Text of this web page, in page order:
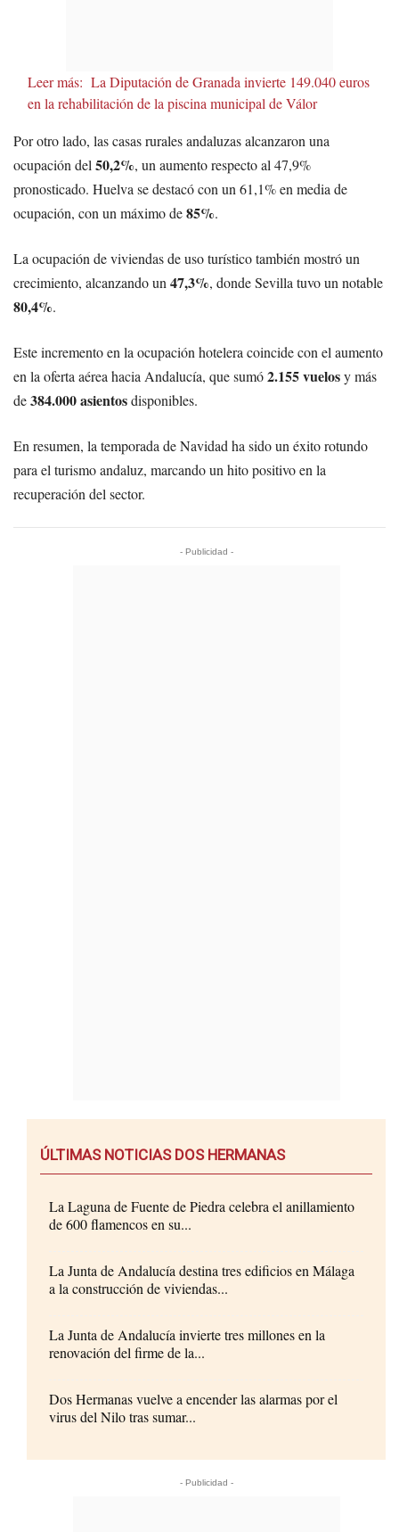
Leer más: La Diputación de Granada invierte 149.040 euros
en la rehabilitación de la piscina municipal de Válor
Por otro lado, las casas rurales andaluzas alcanzaron una
ocupación del 50,2%, un aumento respecto al 47,9%
pronosticado. Huelva se destacó con un 61,1% en media de
ocupación, con un máximo de85%.
La ocupación de viviendas de uso turístico también mostró un
crecimiento, alcanzando un 47,3%, donde Sevilla tuvo un notable
80,4%.
Este incremento en la ocupación hotelera coincide con el aumento
en la oferta aérea hacia Andalucía, que sumó2.155 vuelosy más
de384.000 asientosdisponibles.
En resumen, la temporada de Navidad ha sido un éxito rotundo
para el turismo andaluz, marcando un hito positivo en la
recuperación del sector.
- Publicidad -
ÚLTIMAS NOTICIAS DOS HERMANAS
La Laguna de Fuente de Piedra celebra el anillamiento
de 600 flamencos en su...
La Junta de Andalucía destina tres edificios en Málaga
a la construcción de viviendas...
La Junta de Andalucía invierte tres millones en la
renovación del firme de la...
Dos Hermanas vuelve a encender las alarmas por el
virus del Nilo tras sumar...
- Publicidad -